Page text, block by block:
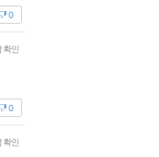
0
확인
0
확인